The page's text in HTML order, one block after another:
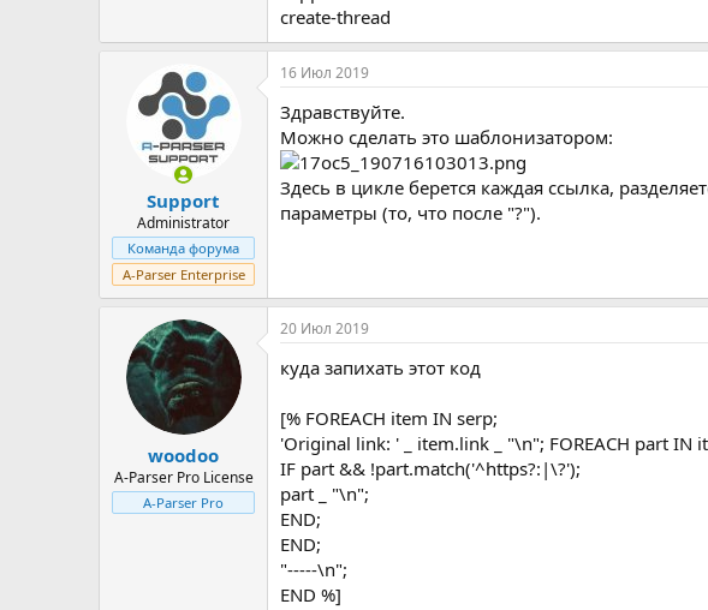
create-thread
Support
Administrator
Команда форума
A-Parser Enterprise
16 Июл 2019
Здравствуйте.
Можно сделать это шаблонизатором:
Здесь в цикле берется каждая ссылка,
параметры (то, что после "?").
woodoo
A-Parser Pro License
A-Parser Pro
20 Июл 2019
куда запихать этот код
[% FOREACH item IN serp;
'Original link: ' _ item.link _ "\n"; FOREACH part IN
IF part && !part.match('^https?:|\?');
part _ "\n";
END;
END;
"-----\n";
END %]